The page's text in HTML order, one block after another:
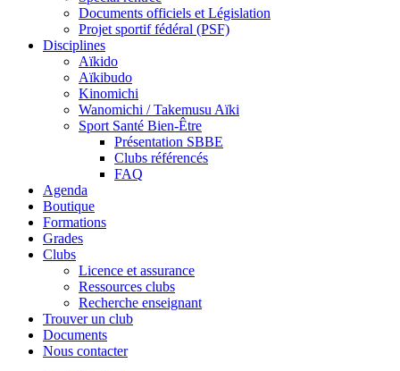
Documents officiels et Législation
Projet sportif fédéral (PSF)
Disciplines
Aïkido
Aïkibudo
Kinomichi
Wanomichi / Takemusu Aïki
Sport Santé Bien-Être
Présentation SBBE
Clubs référencés
FAQ
Agenda
Boutique
Formations
Grades
Clubs
Licence et assurance
Ressources clubs
Recherche enseignant
Trouver un club
Documents
Nous contacter